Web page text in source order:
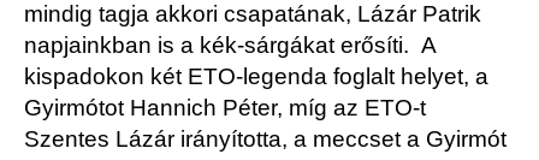
mindig tagja akkori csapatának, Lázár Patrik
napjainkban is a kék-sárgákat erősíti. A
kispadokon két ETO-legenda foglalt helyet, a
Gyirmótot Hannich Péter, míg az ETO-t
Szentes Lázár irányította, a meccset a Gyirmót